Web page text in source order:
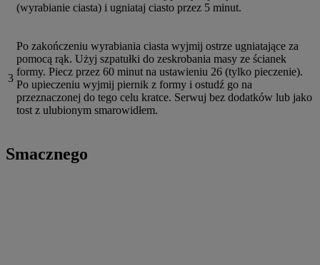
(wyrabianie ciasta) i ugniataj ciasto przez 5 minut.
3
Po zakończeniu wyrabiania ciasta wyjmij ostrze ugniatające za
pomocą rąk. Użyj szpatułki do zeskrobania masy ze ścianek
formy. Piecz przez 60 minut na ustawieniu 26 (tylko pieczenie).
Po upieczeniu wyjmij piernik z formy i ostudź go na
przeznaczonej do tego celu kratce. Serwuj bez dodatków lub jako
tost z ulubionym smarowidłem.
Smacznego